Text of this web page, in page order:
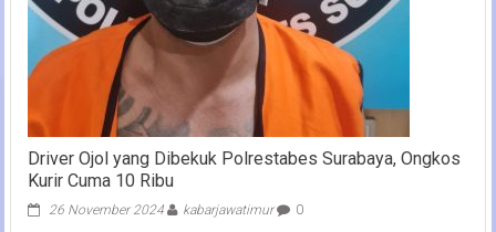
Driver Ojol yang Dibekuk Polrestabes Surabaya, Ongkos
Kurir Cuma 10 Ribu
26 November 2024 kabarjawatimur 0